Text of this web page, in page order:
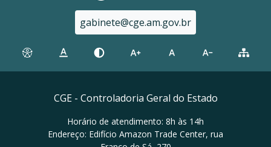
gabinete@cge.am.gov.br
CGE - Controladoria Geral do Estado
Horário de atendimento: 8h às 14h
Endereço: Edifício Amazon Trade Center, rua